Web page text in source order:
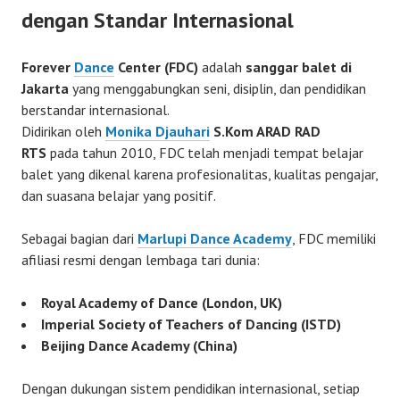
dengan Standar Internasional
Forever Dance Center (FDC) adalah sanggar balet di
Jakarta yang menggabungkan seni, disiplin, dan pendidikan
berstandar internasional.
Didirikan oleh Monika Djauhari S.Kom ARAD RAD
RTS pada tahun 2010, FDC telah menjadi tempat belajar
balet yang dikenal karena profesionalitas, kualitas pengajar,
dan suasana belajar yang positif.
Sebagai bagian dari Marlupi Dance Academy , FDC memiliki
afiliasi resmi dengan lembaga tari dunia:
Royal Academy of Dance (London, UK)
Imperial Society of Teachers of Dancing (ISTD)
Beijing Dance Academy (China)
Dengan dukungan sistem pendidikan internasional, setiap